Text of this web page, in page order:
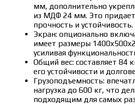
мм, дополнительно
из МДФ 24 мм. Это
прочность и устойчивость.
Экран: опционально
имеет размеры
усиливая
Общий вес: составляет 84
его устойчивости и
Грузоподъемность:
нагрузка до 600 кг, что
подходящим для самых